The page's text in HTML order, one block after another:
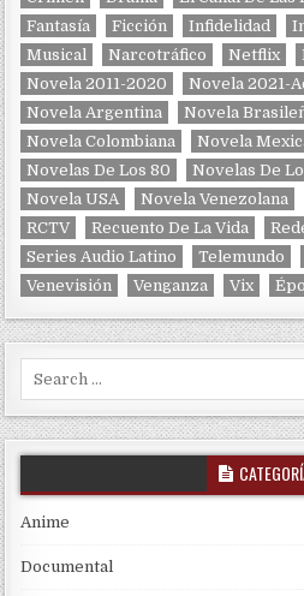
Fantasía
Ficción Infidelidad
Musical
Narcotráfico Netflix
Novela 2011-2020
Novela 2021-
Novela Argentina
Novela
Novela Colombiana
Novela
Novelas De Los 80
Novelas De
Novela USA
Novela Venezolana
RCTV
Recuento De La Vida
Series Audio Latino
Telemundo
Venevisión
Venganza Vix
Anime
Documental